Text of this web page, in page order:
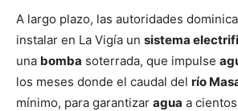
A largo plazo, las autoridades
instalar en La Vigía un sistema
una bomba soterrada, que impulse
los meses donde el caudal del río
mínimo, para garantizar agua a